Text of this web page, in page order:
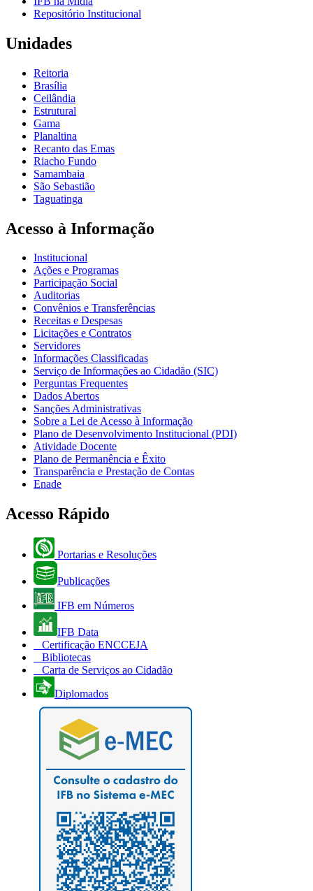
Repositório Institucional
Unidades
Reitoria
Brasília
Ceilândia
Estrutural
Gama
Planaltina
Recanto das Emas
Riacho Fundo
Samambaia
São Sebastião
Taguatinga
Acesso à Informação
Institucional
Ações e Programas
Participação Social
Auditorias
Convênios e Transferências
Receitas e Despesas
Licitações e Contratos
Servidores
Informações Classificadas
Serviço de Informações ao Cidadão (SIC)
Perguntas Frequentes
Dados Abertos
Sanções Administrativas
Sobre a Lei de Acesso à Informação
Plano de Desenvolvimento Institucional (PDI)
Atividade Docente
Plano de Permanência e Êxito
Transparência e Prestação de Contas
Enade
Acesso Rápido
Portarias e Resoluções
Publicações
IFB em Números
IFB Data
Certificação ENCCEJA
Bibliotecas
Carta de Serviços ao Cidadão
Diplomados